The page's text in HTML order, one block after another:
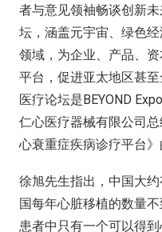
者与意见领袖畅谈创新
坛，涵盖元宇宙、绿色
领域，为企业、产品、
平台，促进亚太地区甚
医疗论坛是BEYOND
仁心医疗器械有限公司
心衰重症疾病诊疗平台》
徐旭先生指出，中国大
国每年心脏移植的数量
患者中只有一个可以得